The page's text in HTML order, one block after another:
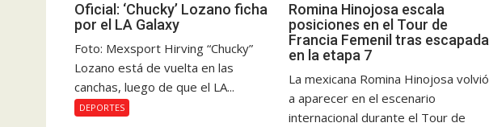
Oficial: ‘Chucky’ Lozano ficha
por el LA Galaxy
Foto: Mexsport Hirving “Chucky”
Lozano está de vuelta en las
canchas, luego de que el LA...
DEPORTES
Romina Hinojosa escala
posiciones en el Tour de
Francia Femenil tras escapada
en la etapa 7
La mexicana Romina Hinojosa volvió
a aparecer en el escenario
internacional durante el Tour de